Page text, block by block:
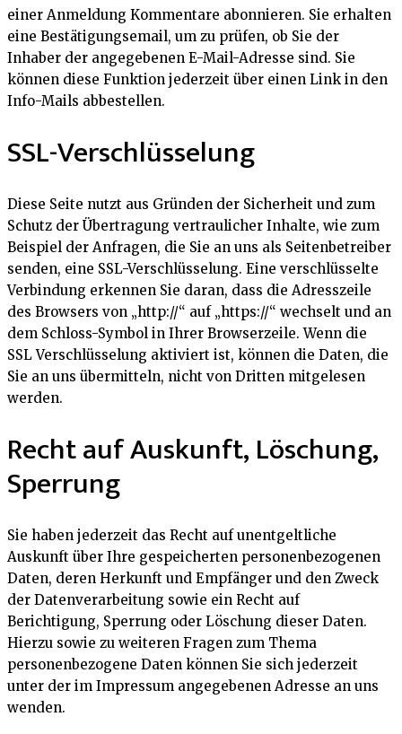
einer Anmeldung Kommentare abonnieren. Sie erhalten
eine Bestätigungsemail, um zu prüfen, ob Sie der
Inhaber der angegebenen E-Mail-Adresse sind. Sie
können diese Funktion jederzeit über einen Link in den
Info-Mails abbestellen.
SSL-Verschlüsselung
Diese Seite nutzt aus Gründen der Sicherheit und zum
Schutz der Übertragung vertraulicher Inhalte, wie zum
Beispiel der Anfragen, die Sie an uns als Seitenbetreiber
senden, eine SSL-Verschlüsselung. Eine verschlüsselte
Verbindung erkennen Sie daran, dass die Adresszeile
des Browsers von „http://“ auf „https://“ wechselt und an
dem Schloss-Symbol in Ihrer Browserzeile. Wenn die
SSL Verschlüsselung aktiviert ist, können die Daten, die
Sie an uns übermitteln, nicht von Dritten mitgelesen
werden.
Recht auf Auskunft, Löschung,
Sperrung
Sie haben jederzeit das Recht auf unentgeltliche
Auskunft über Ihre gespeicherten personenbezogenen
Daten, deren Herkunft und Empfänger und den Zweck
der Datenverarbeitung sowie ein Recht auf
Berichtigung, Sperrung oder Löschung dieser Daten.
Hierzu sowie zu weiteren Fragen zum Thema
personenbezogene Daten können Sie sich jederzeit
unter der im Impressum angegebenen Adresse an uns
wenden.